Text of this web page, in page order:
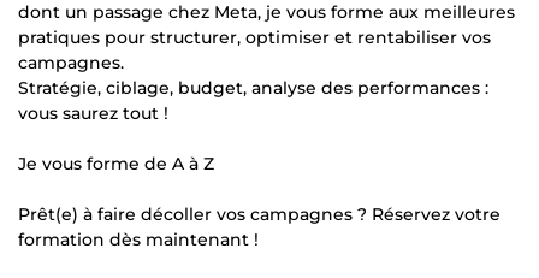
dont un passage chez Meta, je vous forme aux meilleures
pratiques pour structurer, optimiser et rentabiliser vos
campagnes.
Stratégie, ciblage, budget, analyse des performances :
vous saurez tout !
Je vous forme de A à Z
Prêt(e) à faire décoller vos campagnes ? Réservez votre
formation dès maintenant !